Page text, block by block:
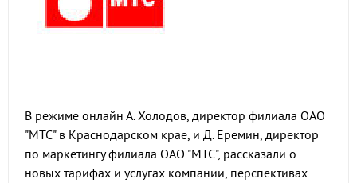
В режиме онлайн А. Холодов, директор филиала ОАО
"МТС" в Краснодарском крае, и Д. Еремин, директор
по маркетингу филиала ОАО "МТС", рассказали о
новых тарифах и услугах компании, перспективах